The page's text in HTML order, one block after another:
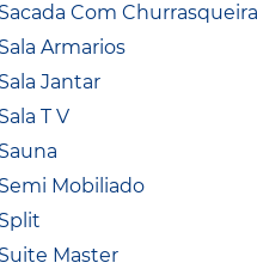
Sacada Com Churrasqueira
Sala Armarios
Sala Jantar
Sala T V
Sauna
Semi Mobiliado
Split
Suite Master